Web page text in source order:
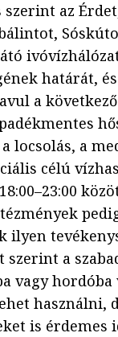
szerint az
határát,
a
locsolás, a
célú
ilyen
szerint a
vagy hordóba
használni,
is érdemes